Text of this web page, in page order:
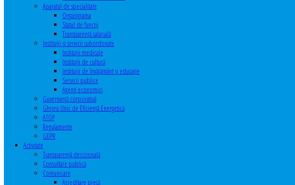
Aparatul de specialitate
Organigrama
Statul de funcții
Transparență salarială
Instituţii şi servicii subordonate
Instituţii medicale
Instituţii de cultură
Instituţii de învăţământ şi educaţie
Servicii publice
Agenţi economici
Guvernanță corporativă
Ghişeu Unic de Eficienţă Energetică
ATOP
Regulamente
GDPR
Activitate
Transparenţă decizională
Consultare publică
Comunicare
Acreditare presă